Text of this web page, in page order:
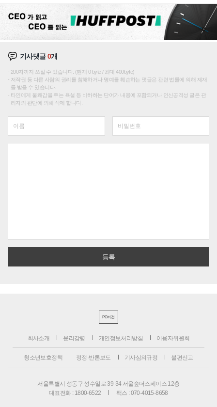
기사댓글0개
200자까지 쓰실 수 있습니다. (현재 0 byte / 최대 400byte)
저작권 등 다른 사람의 권리를 침해하거나 명예를 훼손하는 댓글은 관련 법률에 의해 제재
를 받을 수 있습니다.
타인에게 불쾌감을 주는 욕설 등 비하하는 단어가 내용에 포함되거나 인신공격성 글은 관
리자의 판단에 의해 삭제 합니다.
PC버전
회사소개 윤리강령 개인정보처리방침 이용자위원회
청소년보호정책 정정·반론보도 기사심의규정 불편신고
서울특별시 성동구 성수일로 39-34 서울숲더스페이스 12층
대표전화 : 1800-6522
팩스 : 070-4015-8658